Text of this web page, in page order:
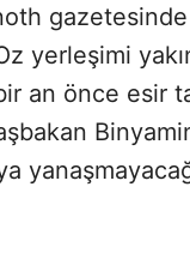
yerleşimi
önce esir